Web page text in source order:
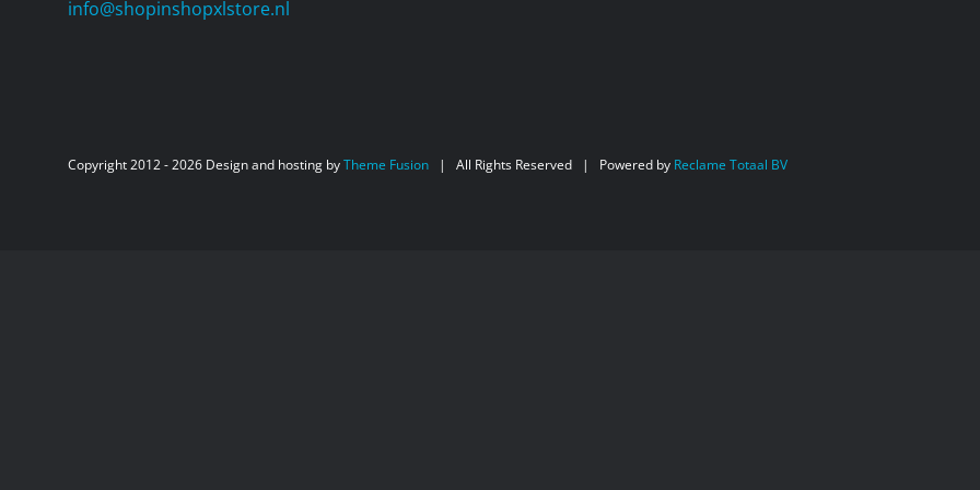
info@shopinshopxlstore.nl
Copyright 2012 -2026 Design and hosting byTheme Fusion | All Rights Reserved | Powered by Reclame Totaal BV